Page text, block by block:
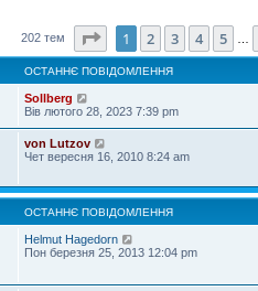
202 тем Сторінка 1з 7
1 2 3 4 5
ОСТАННЄ ПОВІДОМЛЕННЯ
Sollberg
Вів лютого 28, 2023 7:39 pm
von Lutzov
Чет вересня 16, 2010 8:24 am
ОСТАННЄ ПОВІДОМЛЕННЯ
Helmut Hagedorn
Пон березня 25, 2013 12:04 pm